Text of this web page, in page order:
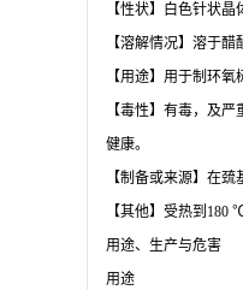
【性状】白色针状晶
【溶解情况】溶于
【用途】用于制环
【毒性】有毒，及
健康。
【制备或来源】在
【其他】受热到180
用途、生产与危害
用途